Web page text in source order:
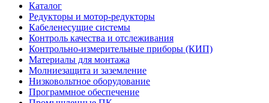
Каталог
Редукторы и мотор-редукторы
Кабеленесущие системы
Контроль качества и отслеживания
Контрольно-измерительные приборы (КИП)
Материалы для монтажа
Молниезащита и заземление
Низковольтное оборудование
Программное обеспечение